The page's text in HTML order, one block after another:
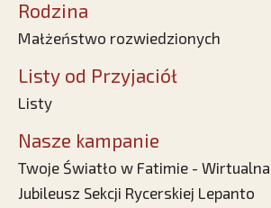
Rodzina
Małżeństwo rozwiedzionych
Listy od Przyjaciół
Listy
Nasze kampanie
Twoje Światło w Fatimie -
Jubileusz Sekcji Rycerskiej Lepanto